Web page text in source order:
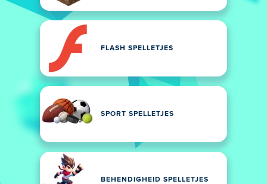
FLASH SPELLETJES
SPORT SPELLETJES
BEHENDIGHEID SPELLETJES